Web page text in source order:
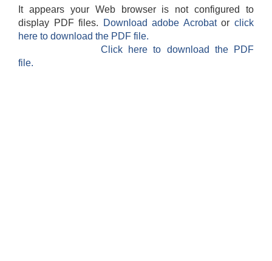
It appears your Web browser is not configured to
display PDF files.
Download adobe Acrobatorclick
here to download the PDF file.
Click here to download the PDF
file.